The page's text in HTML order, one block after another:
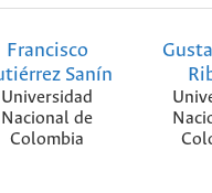
Francisco
Sanín
Universidad
Nacional de
Colombia